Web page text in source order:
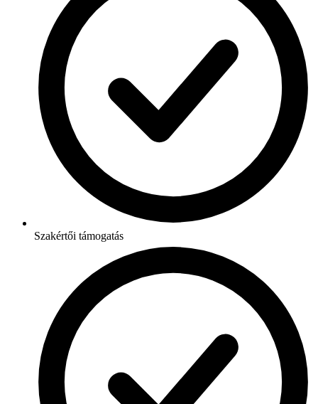
Szakértői támogatás